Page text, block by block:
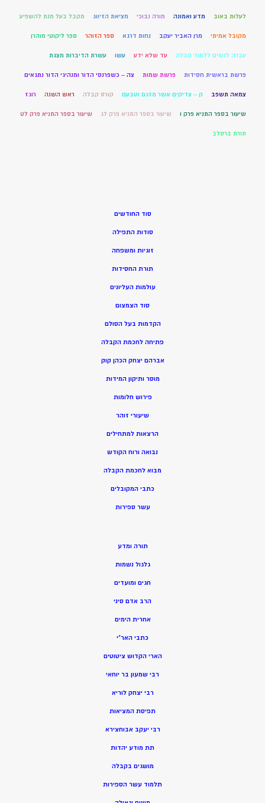
לעלות באוב מדע ואמונה מורה נבוכי מציאת הזיווג מקבל בעל מנת להשפיע
מקובל אמיתי מרן האביר יעקב נחות דרגא ספר הזוהר ספר ליקוטי מוהרן
עברה לנשים ללמוד קבלה עד שלא ידע עשו עשרת הדיברות מצגת
פרשת בראשית חסידות פרשת שמות צה – כשפרנסי הדור ומנהיגי הדור נתגאים
צמאה תשפב ק – צדיקים אשר מזגם וטבעם קורס קבלה ראש השנה רוגז
שיעור בספר התניא פרק ו שיעור בספר התניא פרק לג שיעור בספר התניא פרק לט
תורת ברסלב
סוד החודשים
סודות התפילה
זוגיות ומשפחה
תורת החסידות
עולמות העליונים
סוד הצמצום
הקדמות בעל הסולם
פתיחה לחכמת הקבלה
אברהם יצחק הכהן קוק
מוסר ותיקון המידות
פירוש חלומות
שיעורי זוהר
הרצאות למתחילים
נבואה ורוח הקודש
מבוא לחכמת הקבלה
כתבי המקובלים
עשר ספירות
תורה ומדע
גלגול נשמות
חגים ומועדים
הרב אדם סיני
אחרית הימים
כתבי האר”י
הארי הקדוש ציטוטים
רבי שמעון בר יוחאי
רבי יצחק לוריא
תפיסת המציאות
רבי יעקב אבוחצירא
תת מודע יהדות
מושגים בקבלה
תלמוד עשר הספירות